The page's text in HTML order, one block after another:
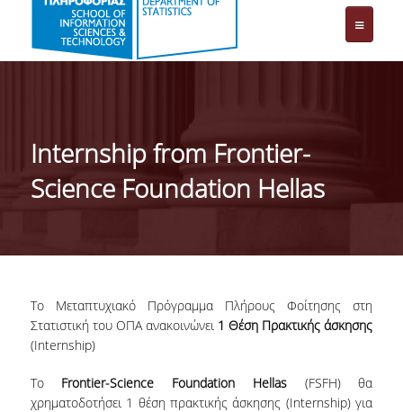
ΤΟ ΤΜΗΜΑ
ΔΙΟΙΚΗΣΗ ΤΟΥ ΤΜΗΜΑΤΟΣ
QSRANKINGS 2022
ΔΡΑΣΕΙΣ
Internship from Frontier-
Science Foundation Hellas
Το Μεταπτυχιακό Πρόγραμμα Πλήρους Φοίτησης στη
Στατιστική του ΟΠΑ ανακοινώνει1 Θέση Πρακτικής άσκησης
(Internship)
Tο Frontier-Science Foundation Hellas(FSFH) θα
χρηματοδοτήσει 1 θέση πρακτικής άσκησης (Internship) για